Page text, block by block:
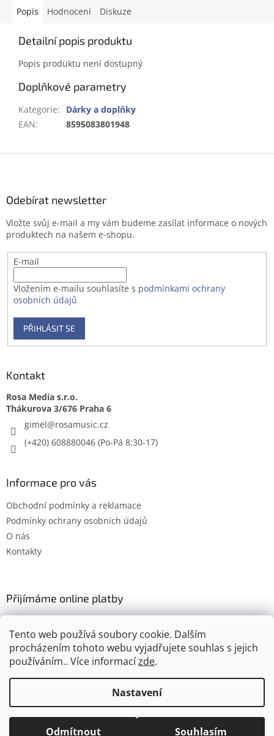
Tento web používá soubory cookie. Dalším
procházením tohoto webu vyjadřujete souhlas s jejich
používáním.. Více informacízde.
Nastavení
Odmítnout Souhlasím
Popis Hodnocení Diskuze
Detailní popis produktu
Popis produktu není dostupný
Doplňkové parametry
Kategorie:
Dárky a doplňky
EAN: 8595083801948
Odebírat newsletter
Vložte svůj e-mail a my vám budeme zasílat informace o nových
produktech na našem e-shopu.
E-mail
Vložením e-mailu souhlasíte s podmínkami ochrany
osobních údajů
PŘIHLÁSIT SE
Kontakt
Rosa Media s.r.o.
gimel@rosamusic.cz
(+420) 608880046
Informace pro vás
Obchodní podmínky a reklamace
Podmínky ochrany osobních údajů
O nás
Kontakty
Přijímáme online platby
. Všechna práva vyhrazena.